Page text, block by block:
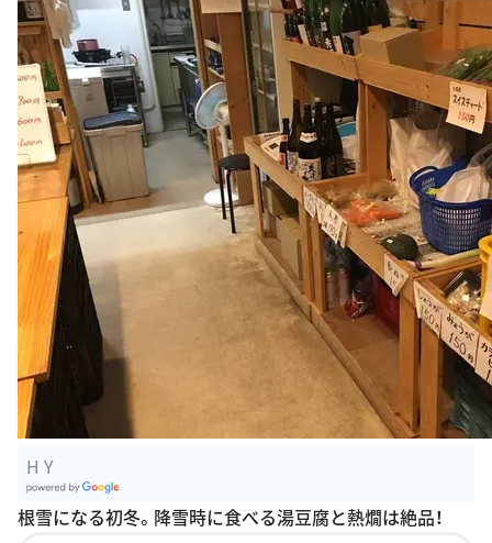
H Y
oogle Plac
根雪になる初冬。降雪時に食べる湯豆腐と熱燗は絶品！